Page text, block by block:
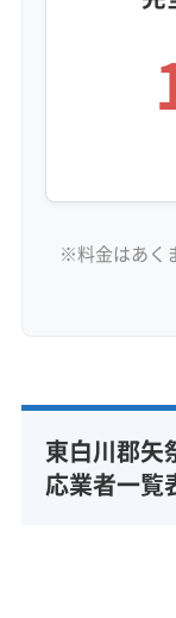
※料金はあく
東白川郡矢
応業者一覧